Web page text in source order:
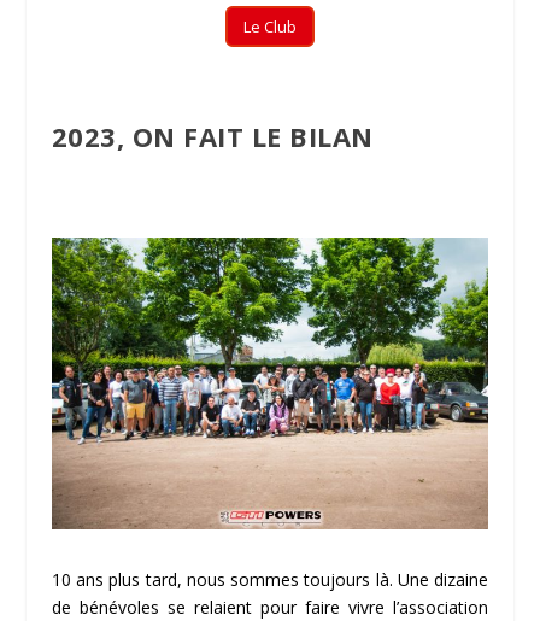
Le Club
2023, ON FAIT LE BILAN
10 ans plus tard, nous sommes toujours là. Une dizaine
de bénévoles se relaient pour faire vivre l’association